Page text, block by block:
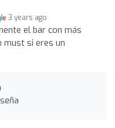
3 years ago
el bar con más
must si eres un